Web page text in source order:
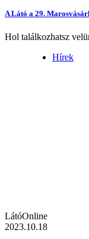
A Látó a 29.
Hol találkozhatsz
Hírek
LátóOnline
2023.10.18